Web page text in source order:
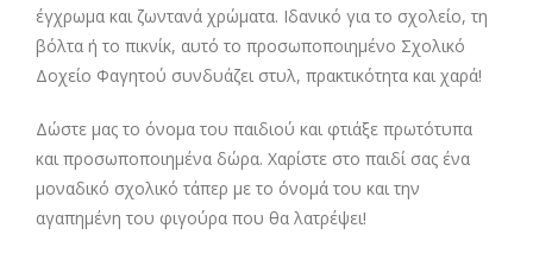
έγχρωμα και ζωντανά χρώματα. Ιδανικό για το σχολείο, τη
βόλτα ή το πικνίκ, αυτό το προσωποποιημένο Σχολικό
Δοχείο Φαγητού συνδυάζει στυλ, πρακτικότητα και χαρά!
Δώστε μας το όνομα του παιδιού και φτιάξε πρωτότυπα
και προσωποποιημένα δώρα. Χαρίστε στο παιδί σας ένα
μοναδικό σχολικό τάπερ με το όνομά του και την
αγαπημένη του φιγούρα που θα λατρέψει!